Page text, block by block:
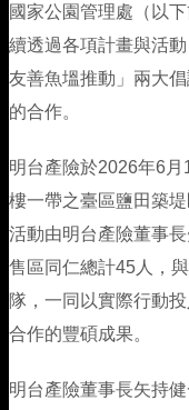
國家公園管理處（以
續透過各項計畫與活
友善魚塭推動」兩大
的合作。
明台產險於2026年6
樓一帶之臺區鹽田築
活動由明台產險董事
售區同仁總計45人，
隊，一同以實際行動
合作的豐碩成果。
明台產險董事長矢持